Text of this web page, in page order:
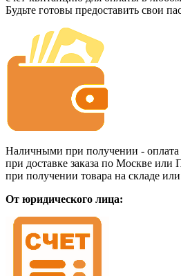
Будьте готовы предоставить свои
Наличными при получении -
при доставке заказа по Москве или
при получении товара на складе
От юридического лица: